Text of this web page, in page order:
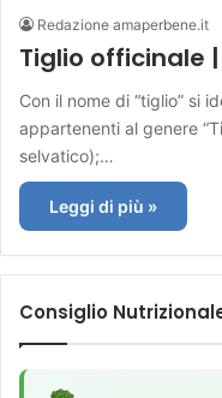
Redazione amaperbene.it
Tiglio officinale
Con il nome di “tiglio” si
appartenenti al genere
selvatico);…
Leggi di più »
Consiglio